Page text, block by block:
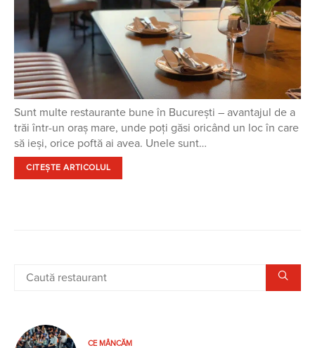
Sunt multe restaurante bune în București – avantajul de a
trăi într-un oraș mare, unde poți găsi oricând un loc în care
să ieși, orice poftă ai avea. Unele sunt…
CITEȘTE ARTICOLUL
CE MÂNCĂM